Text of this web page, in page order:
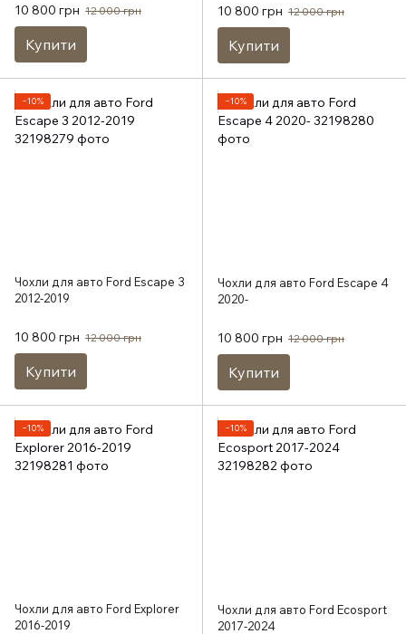
10 800 грн 12 000 грн
Купити
10 800 грн 12 000 грн
Купити
−10%
Чохли для авто Ford Escape 3
2012-2019
10 800 грн 12 000 грн
Купити
−10%
Чохли для авто Ford Escape 4
2020-
10 800 грн 12 000 грн
Купити
−10%
Чохли для авто Ford Explorer
2016-2019
−10%
Чохли для авто Ford Ecosport
2017-2024